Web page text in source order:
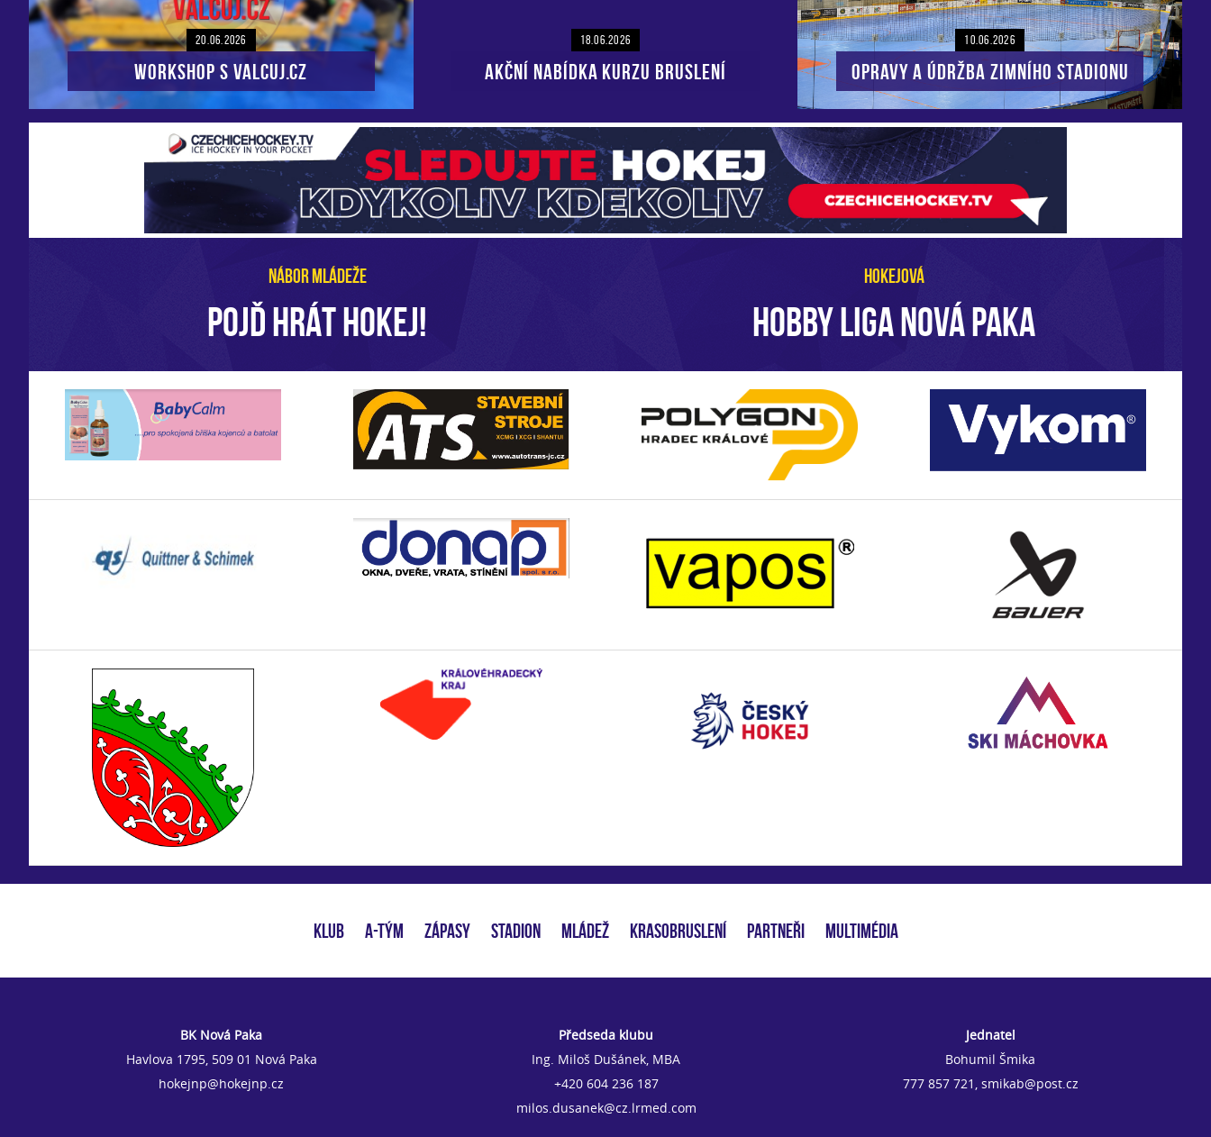
20.06.2026
Workshop s VALCUJ.CZ
18.06.2026
AKČNÍ NABÍDKA KURZU BRUSLENÍ
10.06.2026
Opravy a údržba zimního stadionu
NÁBOR MLÁDEŽE
POJĎ HRÁT HOKEJ!
HOKEJOVÁ
HOBBY LIGA NOVÁ PAKA
KLUB A-TÝM ZÁPASY STADION MLÁDEŽ KRASOBRUSLENÍ PARTNEŘI MULTIMÉDIA
BK Nová Paka
Havlova 1795, 509 01 Nová Paka
hokejnp@hokejnp.cz
Předseda klubu
Ing. Miloš Dušánek, MBA
+420 604 236 187
milos.dusanek@cz.lrmed.com
Jednatel
Bohumil Šmika
777 857 721, smikab@post.cz